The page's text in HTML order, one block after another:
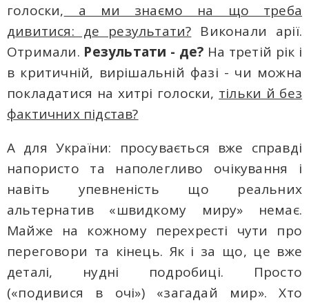
голоски, а ми знаємо на що треба
дивитися: де результати? Виконали арії.
Отримали. Результати - де? На третій рік і
в критичній, вирішальній фазі - чи можна
покладатися на хитрі голоски, тільки й без
фактичних підстав?
А для України: просувається вже справді
напористо тa наполегливо очікування і
навіть упевненість що реальних
альтернатив «швидкому миру» немає.
Майже на кожному перехресті чути про
переговори та кінець. Як і за що, це вже
деталі, нудні подробиці. Просто
(«подивися в очі») «загадай мир». Хто